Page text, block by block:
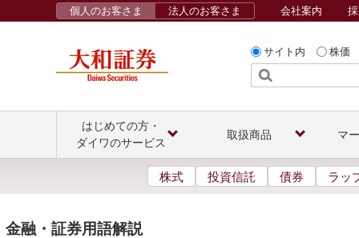
サイト内 株価
個人のお客さま 法人のお客さま 会社案内
はじめての方・
ダイワのサービス
取扱商品 マ
株式 投資信託 債券 ラッ
金融・証券用語解説